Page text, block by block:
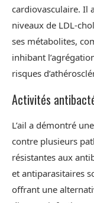
cardiovasculaire. Il
niveaux de LDL-
ses métabolites,
inhibant
risques
Activités
L’ail a démontré
contre plusieurs
résistantes aux
et antiparasitaires
offrant une